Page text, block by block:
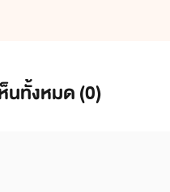
นทั้งหมด (0)